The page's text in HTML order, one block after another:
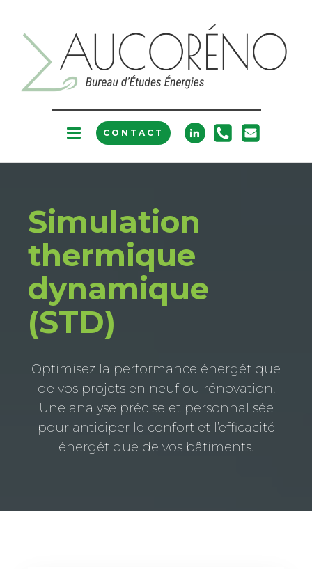
CONTACT
Simulation
thermique
dynamique
(STD)
Optimisez la performance énergétique
de vos projets en neuf ou rénovation.
Une analyse précise et personnalisée
pour anticiper le confort et l’efficacité
énergétique de vos bâtiments.